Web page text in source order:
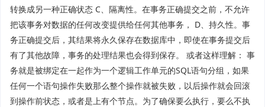
转换成另一种正确状态 C、隔离性。在事务正确提交之前，不允许
把该事务对数据的任何改变提供给任何其他事务， D、持久性。事
务正确提交后，其结果将永久保存在数据库中，即使在事务提交后
有了其他故障，事务的处理结果也会得到保存。 或者这样理解： 事
务就是被绑定在一起作为一个逻辑工作单元的SQL语句分组，如果
任何一个语句操作失败那么整个操作就被失败，以后操作就会回滚
到操作前状态，或者是上有个节点。为了确保要么执行，要么不执